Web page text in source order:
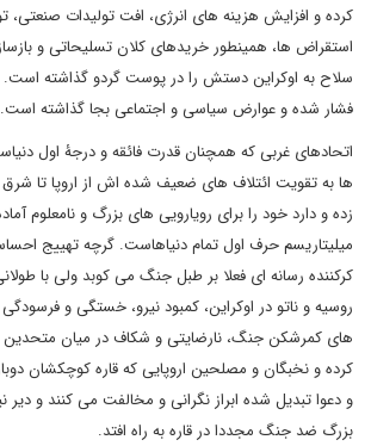
کرده و افزایش هزینه های انرژی، افت تولیدات صنعتی،
استقراض ها، همینطور خریدهای کلان تسلیحاتی و
سلاح به اوکراین دستش را در پوست گردو گذاشته
فشار شده و عوارض سیاسی و اجتماعی بجا گذاشته است.
اتحادهای غربی که همچنان قدرت فائقه و درجۀ اول
ها به تقویت ائتلاف های ضعیف شده اش از اروپا تا
زده و دارد خود را برای رویارویی های بزرگ و نامعلوم
میلیتاریسم حرف اول تمام دنیاهاست. گرچه تهییج
کرکننده رسانه ای فعلا بر طبل جنگ می کوبد ولی با
روسیه و ناتو در اوکراین، کمبود نیرو، خستگی و
های کمرشکن جنگ، نارضایتی و شکاف در میان متحدین
کرده و نخبگان و مصلحین اروپایی که قاره کوچکشان
و دعوا تبدیل شده ابراز نگرانی و مخالفت می کنند و
بزرگ ضد جنگ مجددا در قاره به راه افتد.